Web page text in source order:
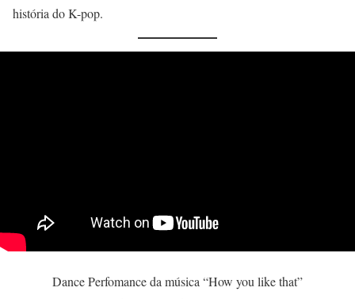
história do K-pop.
Dance Perfomance da música “How you like that”